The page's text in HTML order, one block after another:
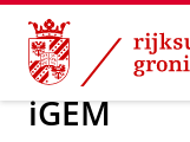
Skip
Content
Skip
Navigation
Over ons
iGEM